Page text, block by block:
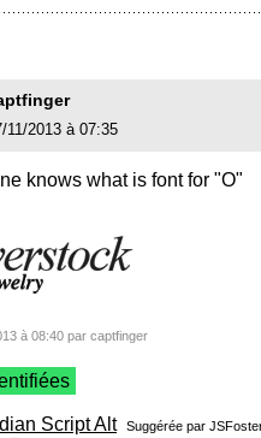
11/2013 à 07:35
knows what is font for "O"
à 08:40 par captfinger
Script Alt Suggérée par